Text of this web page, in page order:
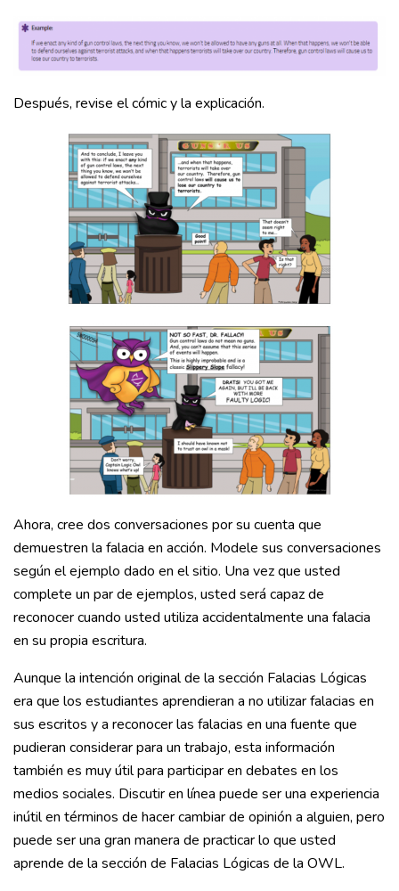
Después, revise el cómic y la explicación.
Ahora, cree dos conversaciones por su cuenta que
demuestren la falacia en acción. Modele sus conversaciones
según el ejemplo dado en el sitio. Una vez que usted
complete un par de ejemplos, usted será capaz de
reconocer cuando usted utiliza accidentalmente una falacia
en su propia escritura.
Aunque la intención original de la sección Falacias Lógicas
era que los estudiantes aprendieran a no utilizar falacias en
sus escritos y a reconocer las falacias en una fuente que
pudieran considerar para un trabajo, esta información
también es muy útil para participar en debates en los
medios sociales. Discutir en línea puede ser una experiencia
inútil en términos de hacer cambiar de opinión a alguien, pero
puede ser una gran manera de practicar lo que usted
aprende de la sección de Falacias Lógicas de la OWL.